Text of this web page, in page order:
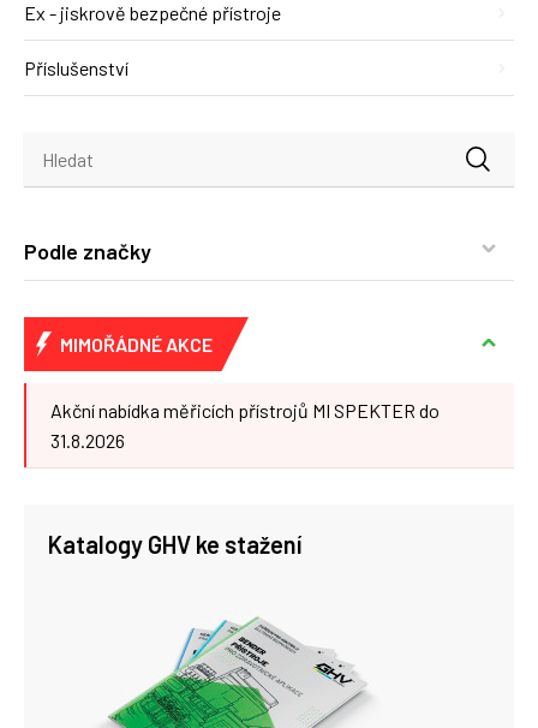
Ex - jiskrově bezpečné přístroje
Příslušenství
Podle značky
MIMOŘÁDNÉ AKCE
Akční nabídka měřicích přístrojů MI SPEKTER do
31.8.2026
Katalogy GHV ke stažení